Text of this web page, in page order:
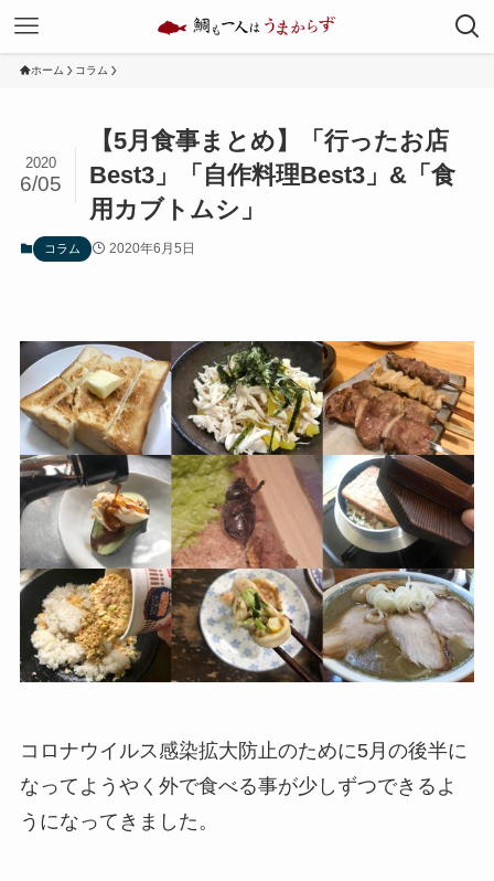
ホーム コラム
【5月食事まとめ】「行ったお店
Best3」「自作料理Best3」&「食
用カブトムシ」
2020
6/05
コラム 2020年6月5日
コロナウイルス感染拡大防止のために5月の後半に
なってようやく外で食べる事が少しずつできるよ
うになってきました。